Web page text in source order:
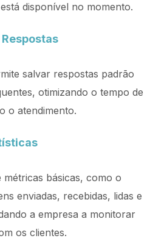
disponível no momento.
salvar respostas padrão
otimizando o tempo de
o atendimento.
básicas, como o
enviadas, recebidas, lidas e
a empresa a monitorar
os clientes.